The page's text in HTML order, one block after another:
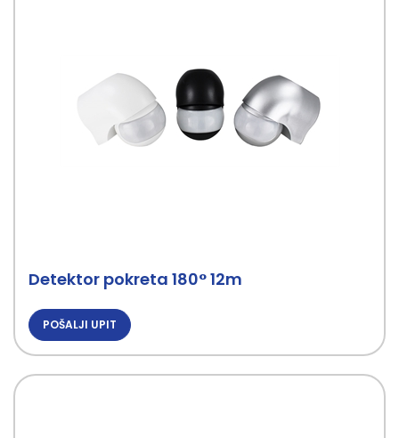
Detektor pokreta 180° 12m
POŠALJI UPIT